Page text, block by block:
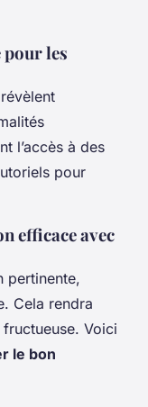
les
l’accès à des
pour
efficace avec
pertinente,
Cela rendra
Voici
le bon